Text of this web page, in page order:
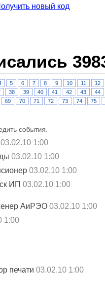
новый код
5 6 7 8 9 10 11 12
38 39 40 41 42 43 44
69 70 71 72 73 74 75
события.
03.02.10 1:00
03.02.10 1:00
03.02.10 1:00
ИП 03.02.10 1:00
АиРЭО 03.02.10 1:00
1:00
печати 03.02.10 1:00